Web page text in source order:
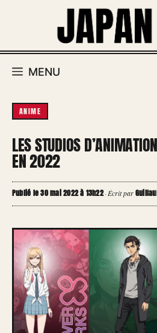
MENU
ANIME
LES STUDIOS
EN 2022
Publié le 30 mai 2022 à 13h22·Écrit par